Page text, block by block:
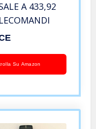
A 433,92
Su Amazon